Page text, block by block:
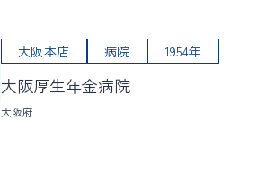
大阪本店 病院 1954年
大阪厚生年金病院
大阪府